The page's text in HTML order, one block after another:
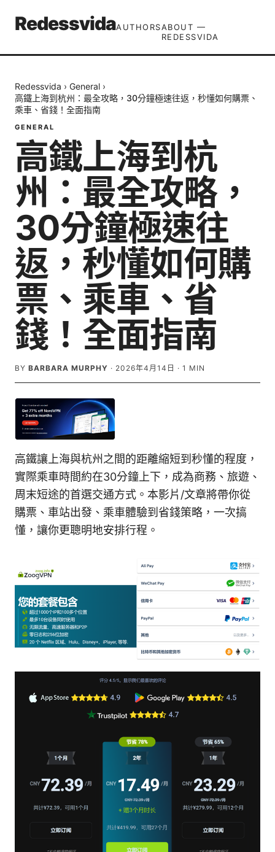
RedessvidaAUTHORSABOUT —
REDESSVIDA
Redessvida › General ›
高鐵上海到杭州：最全攻略，30分鐘極速往返，秒懂如何購票、
乘車、省錢！全面指南
GENERAL
高鐵上海到杭
州：最全攻略，
30分鐘極速往
返，秒懂如何購
票、乘車、省
錢！全面指南
BY BARBARA MURPHY · 2026年4月14日 · 1 MIN
高鐵讓上海與杭州之間的距離縮短到秒懂的程度，
實際乘車時間約在30分鐘上下，成為商務、旅遊、
周末短途的首選交通方式。本影片/文章將帶你從
購票、車站出發、乘車體驗到省錢策略，一次搞
懂，讓你更聰明地安排行程。